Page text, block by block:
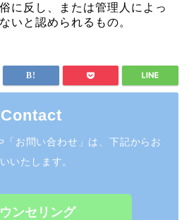
に反し、または管理人によっ
いと認められるもの。
Contact
「お問い合わせ」は、下記からお
いたします。
ンセリング